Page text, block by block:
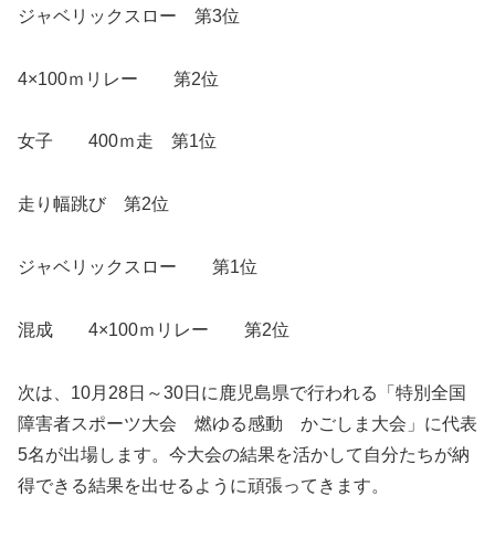
ジャベリックスロー 第3位
4×100ｍリレー 第2位
女子 400ｍ走 第1位
走り幅跳び 第2位
ジャベリックスロー 第1位
混成 4×100ｍリレー 第2位
次は、10月28日～30日に鹿児島県で行われる「特別全国
障害者スポーツ大会 燃ゆる感動 かごしま大会」に代表
5名が出場します。今大会の結果を活かして自分たちが納
得できる結果を出せるように頑張ってきます。